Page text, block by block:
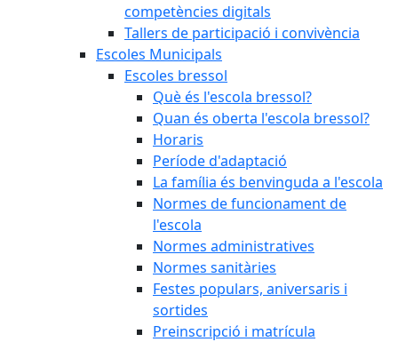
competències digitals
Tallers de participació i convivència
Escoles Municipals
Escoles bressol
Què és l'escola bressol?
Quan és oberta l'escola bressol?
Horaris
Període d'adaptació
La família és benvinguda a l'escola
Normes de funcionament de
l'escola
Normes administratives
Normes sanitàries
Festes populars, aniversaris i
sortides
Preinscripció i matrícula